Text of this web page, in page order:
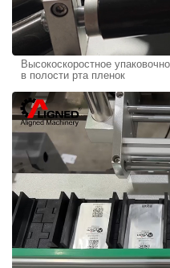
Высокоскоростное
в полости рта пленок